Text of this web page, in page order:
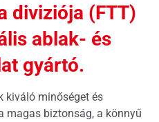
diviziója (FTT)
ablak- és
gyártó.
kiváló minőséget és
magas biztonság, a könnyű